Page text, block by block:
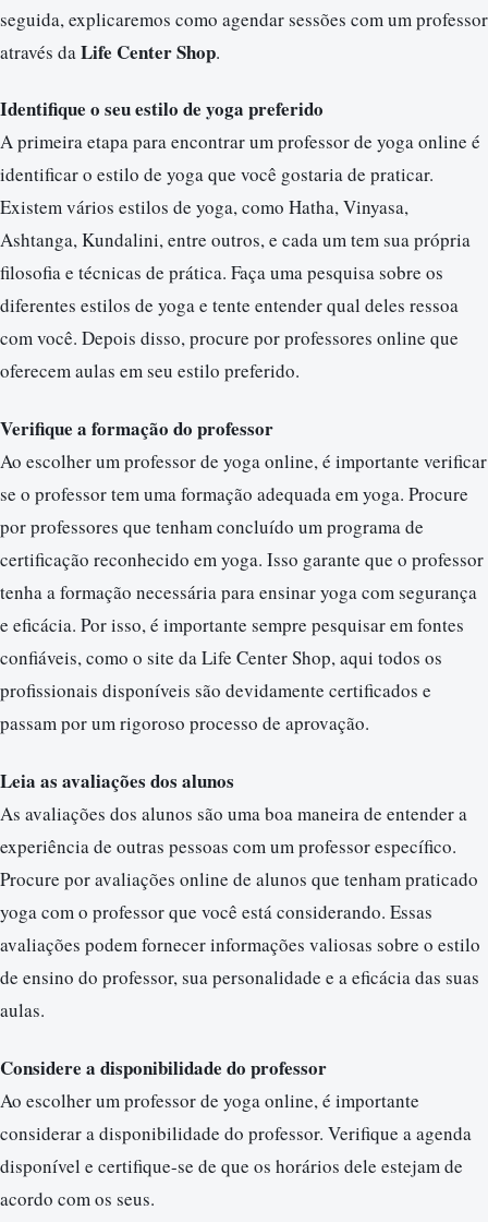
seguida, explicaremos como agendar sessões com um professor
através da Life Center Shop.
Identifique o seu estilo de yoga preferido
A primeira etapa para encontrar um professor de yoga online é
identificar o estilo de yoga que você gostaria de praticar.
Existem vários estilos de yoga, como Hatha, Vinyasa,
Ashtanga, Kundalini, entre outros, e cada um tem sua própria
filosofia e técnicas de prática. Faça uma pesquisa sobre os
diferentes estilos de yoga e tente entender qual deles ressoa
com você. Depois disso, procure por professores online que
oferecem aulas em seu estilo preferido.
Verifique a formação do professor
Ao escolher um professor de yoga online, é importante verificar
se o professor tem uma formação adequada em yoga. Procure
por professores que tenham concluído um programa de
certificação reconhecido em yoga. Isso garante que o professor
tenha a formação necessária para ensinar yoga com segurança
e eficácia. Por isso, é importante sempre pesquisar em fontes
confiáveis, como o site da Life Center Shop, aqui todos os
profissionais disponíveis são devidamente certificados e
passam por um rigoroso processo de aprovação.
Leia as avaliações dos alunos
As avaliações dos alunos são uma boa maneira de entender a
experiência de outras pessoas com um professor específico.
Procure por avaliações online de alunos que tenham praticado
yoga com o professor que você está considerando. Essas
avaliações podem fornecer informações valiosas sobre o estilo
de ensino do professor, sua personalidade e a eficácia das suas
aulas.
Considere a disponibilidade do professor
Ao escolher um professor de yoga online, é importante
considerar a disponibilidade do professor. Verifique a agenda
disponível e certifique-se de que os horários dele estejam de
acordo com os seus.